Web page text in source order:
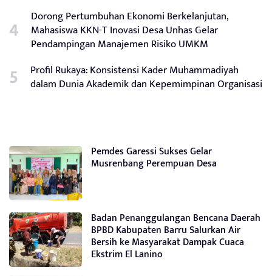
Dorong Pertumbuhan Ekonomi Berkelanjutan,
Mahasiswa KKN-T Inovasi Desa Unhas Gelar
Pendampingan Manajemen Risiko UMKM
Profil Rukaya: Konsistensi Kader Muhammadiyah
dalam Dunia Akademik dan Kepemimpinan Organisasi
Pemdes Garessi Sukses Gelar
Musrenbang Perempuan Desa
Badan Penanggulangan Bencana Daerah
BPBD Kabupaten Barru Salurkan Air
Bersih ke Masyarakat Dampak Cuaca
Ekstrim El Lanino